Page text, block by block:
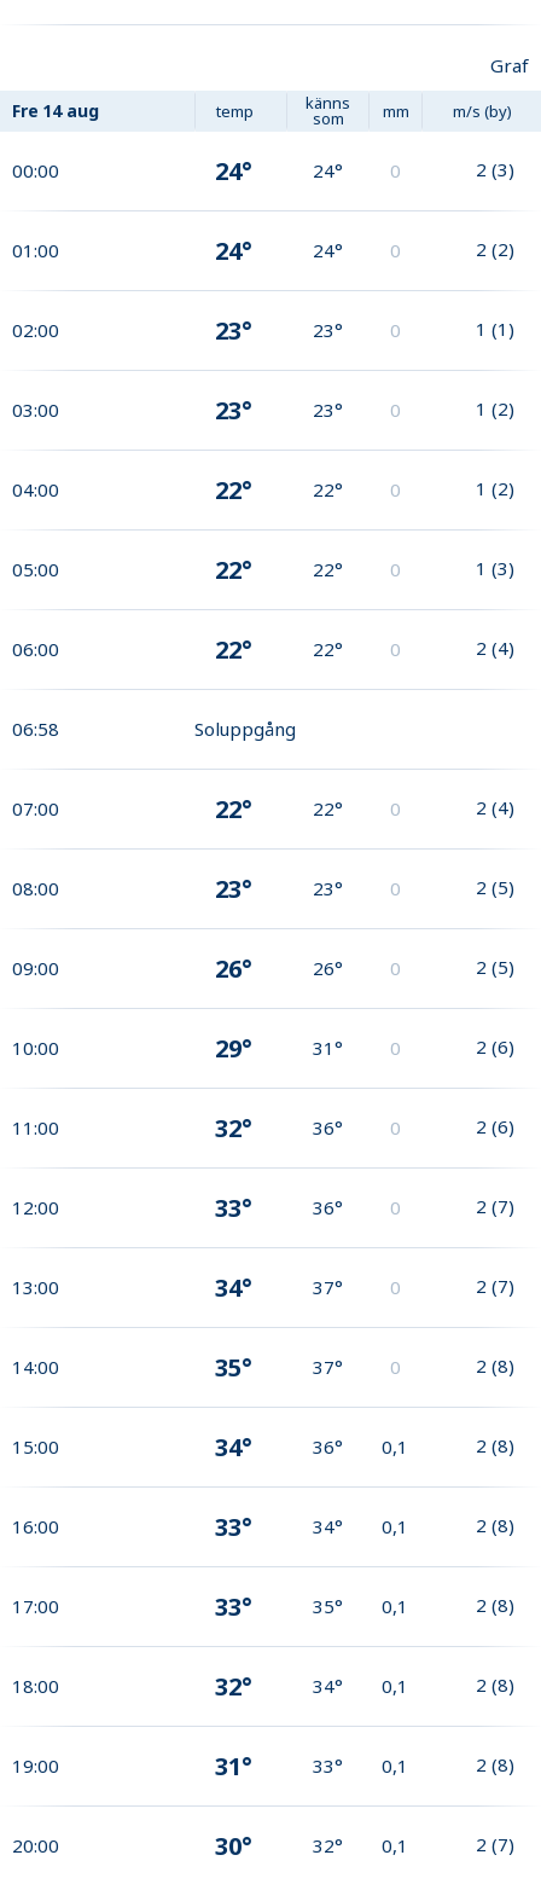
Graf
Fre 14 aug temp känns
som mm m/s (by)
00:00 24° 24° 0 2 (3)
01:00 24° 24° 0 2 (2)
02:00 23° 23° 0 1 (1)
03:00 23° 23° 0 1 (2)
04:00 22° 22° 0 1 (2)
05:00 22° 22° 0 1 (3)
06:00 22° 22° 0 2 (4)
06:58 Soluppgång
07:00 22° 22° 0 2 (4)
08:00 23° 23° 0 2 (5)
09:00 26° 26° 0 2 (5)
10:00 29° 31° 0 2 (6)
11:00 32° 36° 0 2 (6)
12:00 33° 36° 0 2 (7)
13:00 34° 37° 0 2 (7)
14:00 35° 37° 0 2 (8)
15:00 34° 36° 0,1 2 (8)
16:00 33° 34° 0,1 2 (8)
17:00 33° 35° 0,1 2 (8)
18:00 32° 34° 0,1 2 (8)
19:00 31° 33° 0,1 2 (8)
20:00 30° 32° 0,1 2 (7)